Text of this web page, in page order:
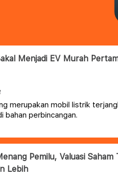
Menjadi EV Murah
merupakan mobil listrik
bahan perbincangan.
Pemilu, Valuasi Saham
Lebih